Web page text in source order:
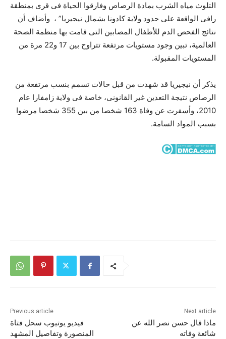
التلوث مياه الشرب بمادة الرصاص وفارقوا الحياة فى قرى بمنطقة
رافى الواقعة على حدود ولاية كادونا بشمال نيجيريا” ، وأضاف أن
نتائج الفحص الدم للأطفال المصابين التى قامت بها منظمة الصحة
العالمية، تبين وجود مستويات مرتفعة تتراوح بين 17 و22 مرة من
المستويات المقبولة.
يذكر أن نيجيريا قد شهدت من قبل حالات تسمم بنسب مرتفعة من
الرصاص نتيجة التعدين غير القانونى، خاصة فى ولاية زامفارا عام
2010، وأسفرت عن وفاة 163 شخصا من بين 355 شخصا مرضوا
بسبب المواد السامة.
Previous article
فيديو يوتيوب سحل فتاة
المنصورة وتفاصيل المشهد
Next article
ماذا قال حسن نصر الله عن
شائعة وفاته